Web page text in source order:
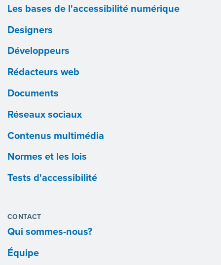
Les bases de l'accessibilité numérique
Designers
Développeurs
Rédacteurs web
Documents
Réseaux sociaux
Contenus multimédia
Normes et les lois
Tests d'accessibilité
CONTACT
Qui sommes-nous?
Équipe